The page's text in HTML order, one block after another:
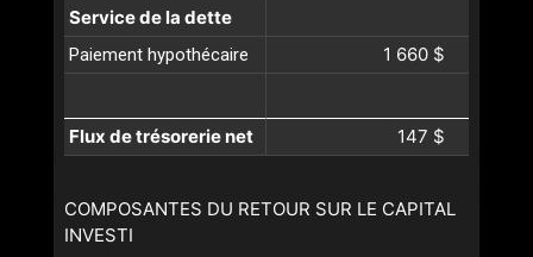
Service de la dette
Paiement hypothécaire 1 660 $
Flux de trésorerie net 147 $
COMPOSANTES DU RETOUR SUR LE CAPITAL
INVESTI